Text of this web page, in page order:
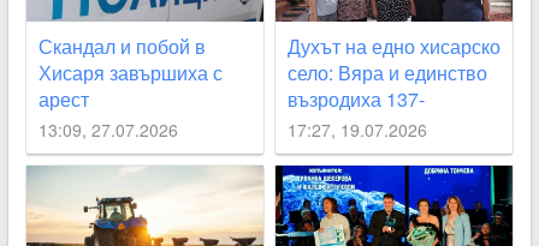
Скандал и побой в
Хисаря завършиха с
арест
13:09, 27.07.2026
Духът на едно хисарско
село: Вяра и единство
възродиха 137-
годишния храм на
Черничево
17:27, 19.07.2026